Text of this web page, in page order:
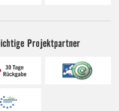
Projektpartner